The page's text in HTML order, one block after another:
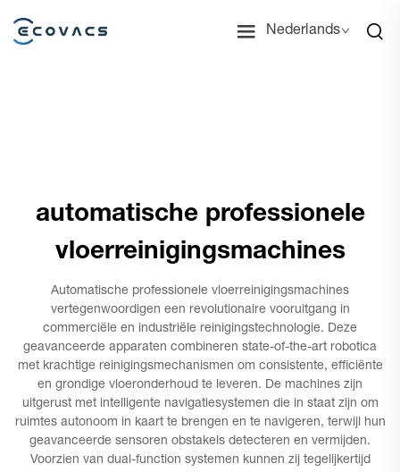
Nederlands
automatische professionele
vloerreinigingsmachines
Automatische professionele vloerreinigingsmachines
vertegenwoordigen een revolutionaire vooruitgang in
commerciële en industriële reinigingstechnologie. Deze
geavanceerde apparaten combineren state-of-the-art robotica
met krachtige reinigingsmechanismen om consistente, efficiënte
en grondige vloeronderhoud te leveren. De machines zijn
uitgerust met intelligente navigatiesystemen die in staat zijn om
ruimtes autonoom in kaart te brengen en te navigeren, terwijl hun
geavanceerde sensoren obstakels detecteren en vermijden.
Voorzien van dual-function systemen kunnen zij tegelijkertijd